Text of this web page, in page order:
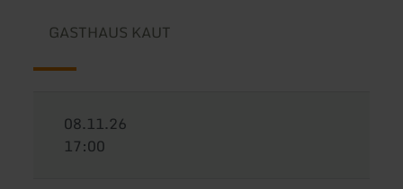
GASTHAUS KAUT
08.11.26
17:00